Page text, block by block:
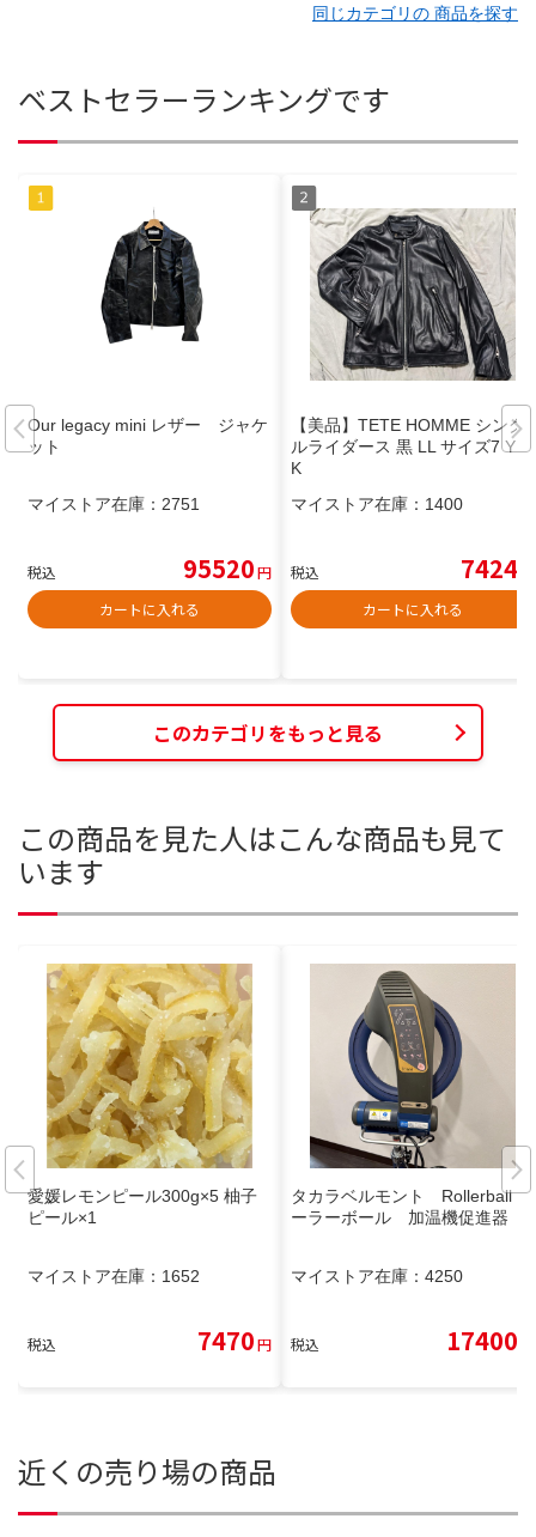
同じカテゴリの 商品を探す
ベストセラーランキングです
Our legacy mini レザー ジャケ
ット
マイストア在庫： 2751
税込 95520円
カートに入れる
【美品】TETE HOMME シング
ルライダース 黒 LL サイズ7 YK
K
マイストア在庫： 1400
税込 7424
カートに入れる
このカテゴリをもっと見る
この商品を見た人はこんな商品も見て
います
愛媛レモンピール300g×5 柚子
ピール×1
マイストア在庫： 1652
税込 7470円
タカラベルモント Rollerball ロ
ーラーボール 加温機促進器
マイストア在庫： 4250
税込 17400
近くの売り場の商品